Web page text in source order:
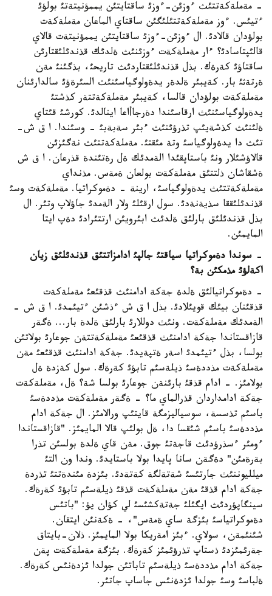
- مةملةكةتتئث ءوزئن-ءوزئ ساقتايتئن يممؤنيتةتئ بولؤئ
ءتيئس. ءوز مةملةكةتتئلئگئن ساقتاي الماعان مةملةكةت
بولؤدان قالادئ. ال ءوزئن-ءوزئ ساقتايتئن يممؤنيتةت قالاي
قالئپتاسادئ؟ ءار مةملةكةت ءوزئنئث ةلدئك قذندئلئقتارئن
ساقتاؤئ كةرةك. بذل قذندئلئقتاردئث تاريحئ، بذگئنئ مةن
ةرتةثئ بار. كةيبئر ةلدةر يدةولوگياسئنئث السئرةؤئ سالدارئنان
مةملةكةت بولؤدان قالسا، كةيبئر مةملةكةتتةر كذشتئ
يدةولوگياسئنئث ارقاسئندا دةرجاأاعا اينالدئ. كورشئ قئتاي
ةلئنئث كذشةيئپ تذرؤئنئث ءبئر سةبةبئ - وسئندا. ا ق ش-
تئث دا يدةولوگياسئ وتة مئقتئ. مةملةكةتتئث نةگئزئن
قالاؤشئلار ونئ باستاپقئدا الةمدئك ةل رةتئندة قذرعان. ا ق ش
ةشقاشان ذلتتئق مةملةكةت بولعان ةمةس. مذنداي
مةملةكةتتئث يدةولوگياسئ، ارينة - دةموكراتيا. مةملةكةت وسئ
قذندئلئققا سذيةنةدئ. سول ارقئلئ ولار الةمدئ جاؤلاپ وتئر. ال
بذل قذندئلئق بارلئق ةلدئث ابئرويئن ارتتئرادئ دةپ ايتا
المايمئن.
- سوندا دةموكراتيا سياقتئ جالپئ ادامزاتتئق قذندئلئق زيان
اكةلؤئ مذمكئن بة؟
- دةموكراتيالئق ةلدة جةكة ادامنئث قذقئعئ مةملةكةت
قذقئنان بيئك قويئلادئ. بذل ا ق ش ءذشئن ءتيئمدئ. ا ق ش -
الةمدئك مةملةكةت. ونئث دوللارئ بارلئق ةلدة بار... ةگةر
قازاقستاندا جةكة ادامنئث قذقئعئ مةملةكةتتةن جوعارئ بولاتئن
بولسا، بذل ءتيئمدئ اسةر ةتپةيدئ. جةكة ادامنئث قذقئعئ مةن
مةملةكةت مذددةسئ ذيلةسئم تابؤئ كةرةك. سول كةزدة ةل
بولامئز. - ادام قذقئ بارئنةن جوعارئ بولسا شة؟ ةل، مةملةكةت
جةكة ادامداردان قذرالماي ما؟ - ةگةر مةملةكةت مذددةسئ
باسئم تذسسة، سوسياليزمگة قايتئپ ورالامئز. ال جةكة ادام
مذددةسئ باسئم شئقسا دا، ةل بولئپ قالا المايمئز. "قازاقستاندا
ءومئر ءسذرؤدئث قاجةتئ جوق. مةن قاي ةلدة بولسئن تذرا
بةرةمئن" دةگةن سانا پايدا بولا باستايدئ. وندا ون التئ
ميلليوننئث جارتئسئ شةتةلگة كةتةدئ. بئزدة مئندةتتئ تذردة
جةكة ادام قذقئ مةن مةملةكةت قذقئ ذيلةسئم تابؤئ كةرةك.
سينگاپؤردئث ايگئلئ جةتةكشئسئ لي كؤان يؤ: "باتئس
دةموكراتياسئ بئزگة ساي ةمةس"، - ةكةنئن ايتقان.
شئنئمةن، سولاي. ءبئز امةريكا بولا المايمئز. ذلان-بايتاق
جةرئمئزدئ ذستاپ تذرؤئمئز كةرةك. بئزگة مةملةكةت پةن
جةكة ادام مذددةسئ ذيلةسئم تاباتئن جولدا ئزدةنئس كةرةك.
ةلباسئ وسئ جولدا ئزدةنئس جاساپ جاتئر.